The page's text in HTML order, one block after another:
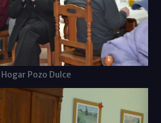
Pozo Dulce